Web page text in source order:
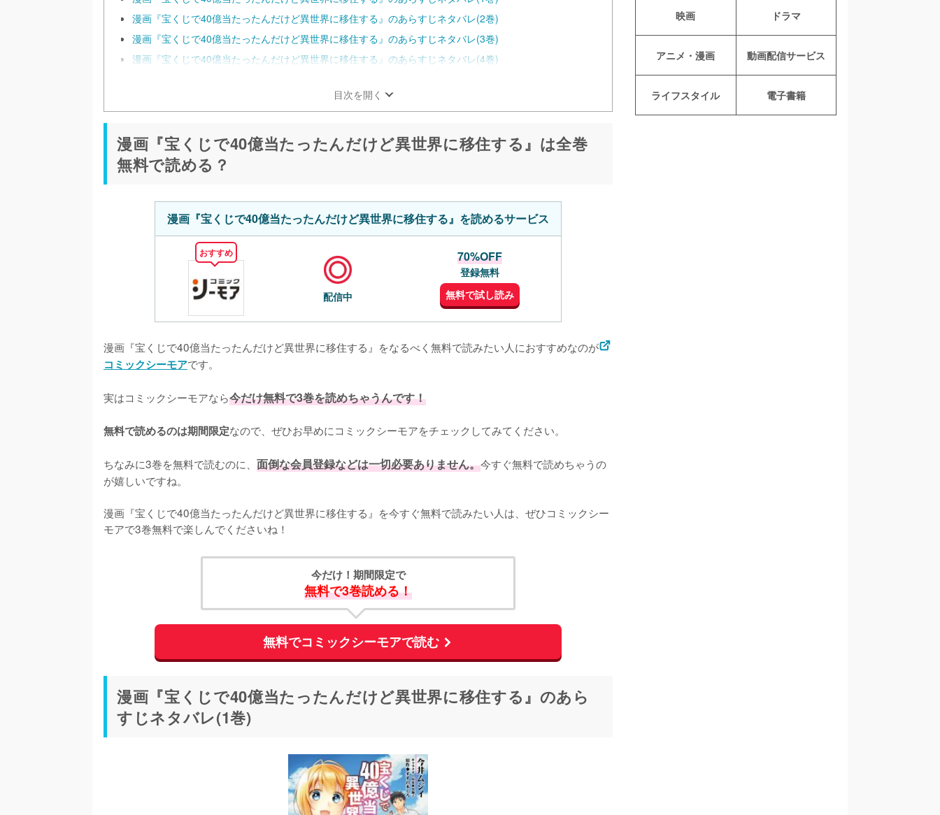
漫画『宝くじで40億当たったんだけど異世界に移住する』のあらすじネタバレ(2巻)
漫画『宝くじで40億当たったんだけど異世界に移住する』のあらすじネタバレ(3巻)
漫画『宝くじで40億当たったんだけど異世界に移住する』のあらすじネタバレ(4巻)
目次を開く
漫画『宝くじで40億当たったんだけど異世界に移住する』は全巻
無料で読める？
漫画『宝くじで40億当たったんだけど異世界に移住する』を読めるサービス
おすすめ
配信中
70%OFF
登録無料
無料で試し読み
漫画『宝くじで40億当たったんだけど異世界に移住する』をなるべく無料で読みたい人におすすめなのが
コミックシーモアです。
実はコミックシーモアなら今だけ無料で3巻を読めちゃうんです！
無料で読めるのは期間限定なので、ぜひお早めにコミックシーモアをチェックしてみてください。
ちなみに3巻を無料で読むのに、 面倒な会員登録などは一切必要ありません。今すぐ無料で読めちゃうの
が嬉しいですね。
漫画『宝くじで40億当たったんだけど異世界に移住する』を今すぐ無料で読みたい人は、ぜひコミックシー
モアで3巻無料で楽しんでくださいね！
今だけ！期間限定で
無料で3巻読める！
無料でコミックシーモアで読む
漫画『宝くじで40億当たったんだけど異世界に移住する』のあら
すじネタバレ(1巻)
映画 ドラマ
アニメ・漫画 動画配信サービス
ライフスタイル 電子書籍